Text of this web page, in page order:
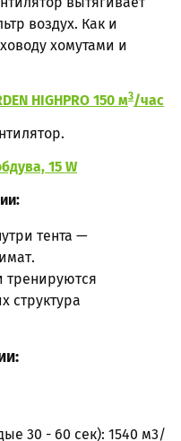
воздух. Как и
хомутами и
HIGHPRO 150 м3/час
15 W
тента —
тренируются
структура
30 - 60 сек): 1540 м3/